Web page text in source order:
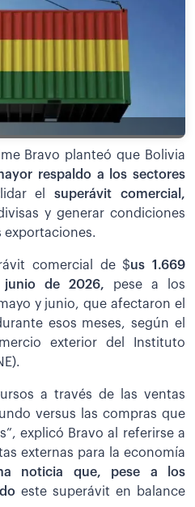
Bravo planteó que Bolivia
respaldo a los sectores
elsuperávit comercial,
y generar condiciones
exportaciones.
comercial de $us 1.669
junio de 2026, pese a los
y junio, que afectaron el
esos meses, según el
exterior del Instituto
a través de las ventas
versus las compras que
explicó Bravo al referirse a
externas para la economía
noticia que, pese a los
este superávit en balance